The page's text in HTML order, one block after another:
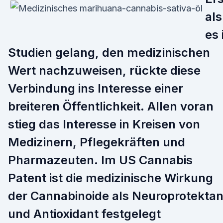
als
es
Studien gelang, den medizinischen
Wert nachzuweisen, rückte diese
Verbindung ins Interesse einer
breiteren Öffentlichkeit. Allen voran
stieg das Interesse in Kreisen von
Medizinern, Pflegekräften und
Pharmazeuten. Im US Cannabis
Patent ist die medizinische Wirkung
der Cannabinoide als
und Antioxidant festgelegt